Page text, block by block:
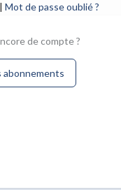
| Mot de passe oublié ?
de compte ?
abonnements